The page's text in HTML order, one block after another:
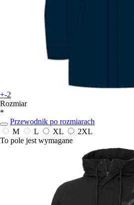
+-2
Rozmiar
*
Przewodnik po rozmiarach
M
L XL
2XL
To pole jest wymagane